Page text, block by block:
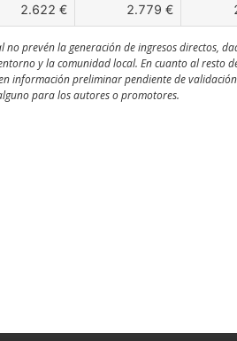
2.622 € 2.779 €
no prevén la generación de ingresos directos,
y la comunidad local. En cuanto al resto
información preliminar pendiente de
para los autores o promotores.